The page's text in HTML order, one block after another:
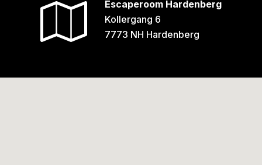
Escaperoom Hardenberg
Kollergang 6
7773 NH Hardenberg